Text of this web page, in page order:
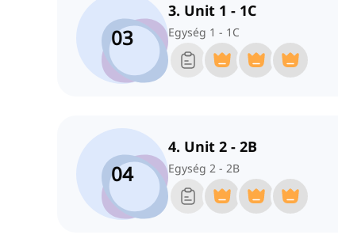
03
3. Unit 1 - 1C
Egység 1 - 1C
04
4. Unit 2 - 2B
Egység 2 - 2B